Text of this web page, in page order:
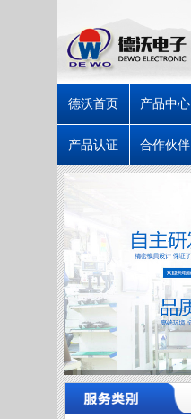
德沃首页 产品中心
产品认证 合作伙伴